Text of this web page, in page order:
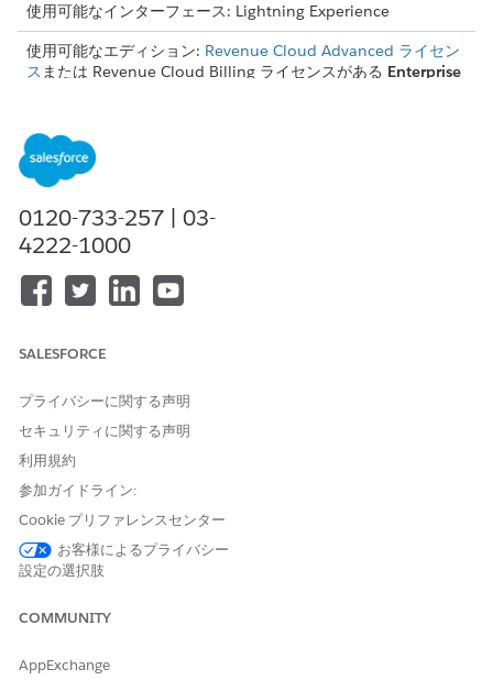
使用可能なインターフェース: Lightning Experience
使用可能なエディション: Revenue Cloud Advanced ライセン
ス または Revenue Cloud Billing ライセンスがある Enterprise
選択リストで税金の詳細を定
義する
詳細は、「選択リスト値の追加
ムの把握」を参照してください。
[設定] で、[オブジェクトマネージャー]
Open Billing Accounts (請求口座を開く)。
[免税状況(Tax Exemption Status
[値] 関連リストで、
値を入力します。
変更内容を保存します。
[配送条件] 項目で上記の手順を繰り返します。
[ページレイアウト] に移動します。
追加の税金識別の詳細を [請求プロファイル] レイアウトに追
税識別番号
免税番号
0120-733-257 | 03-
4222-1000
SALESFORCE
プライバシーに関する声明
セキュリティに関する声明
利用規約
参加ガイドライン:
Cookie プリファレンスセンター
お客様によるプライバシー
設定の選択肢
COMMUNITY
AppExchange